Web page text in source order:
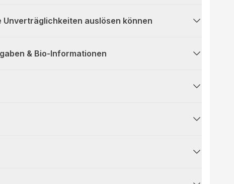
Unverträglichkeiten auslösen können
& Bio-Informationen